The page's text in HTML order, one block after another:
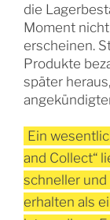
die
Moment
erscheinen.
Produkte
später
Ein
and Collect“
schneller
erhalten als